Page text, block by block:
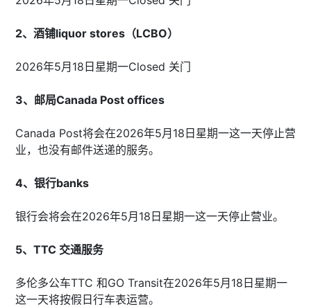
2、酒铺liquor stores（LCBO）
2026年5月18日星期一Closed 关门
3、邮局Canada Post offices
Canada Post将会在2026年5月18日星期一这一天停止营
业，也没有邮件送递的服务。
4、银行banks
银行会将会在2026年5月18日星期一这一天停止营业。
5、TTC 交通服务
多伦多公车TTC 和GO Transit在2026年5月18日星期一
这一天将按假日行车表运营。